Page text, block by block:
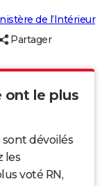
de l’Intérieur
Partager
ont le plus
dévoilés
les
voté RN,